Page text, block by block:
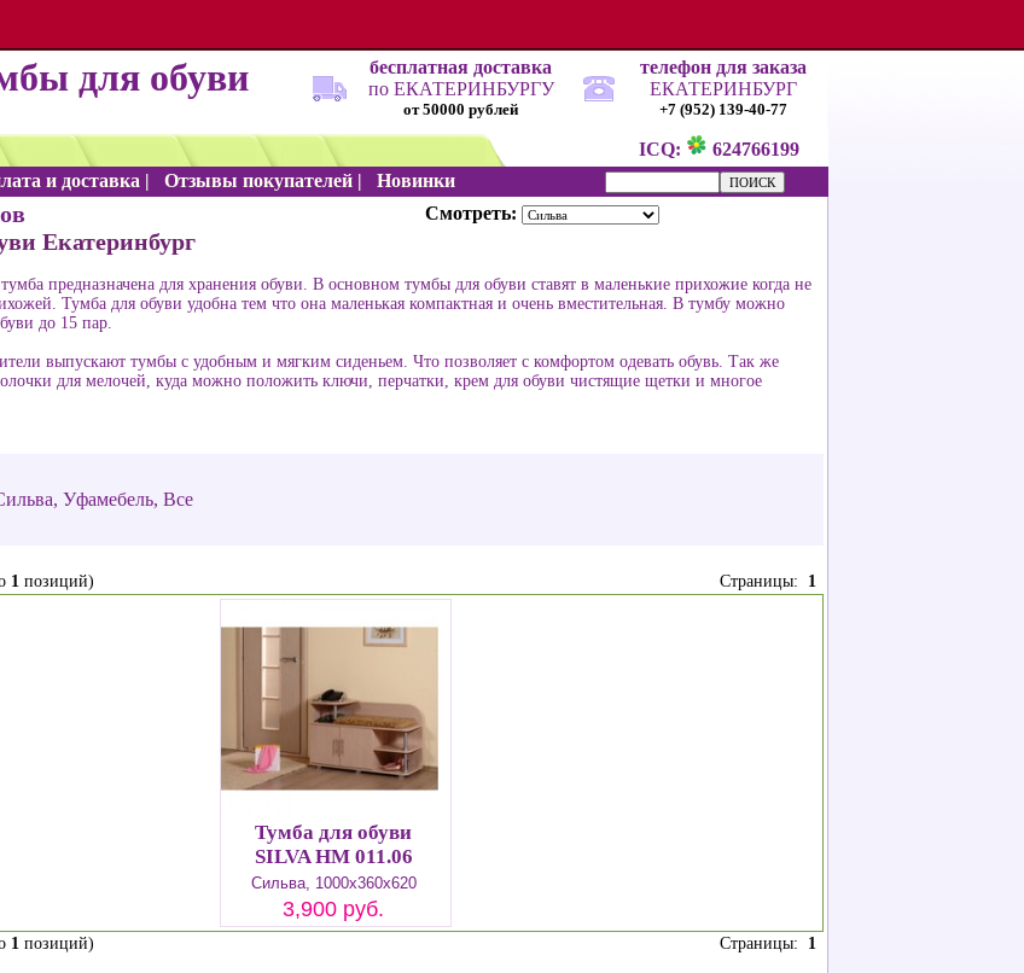
для обуви
бесплатная доставка
по ЕКАТЕРИНБУРГУ
от 50000 рублей
телефон для заказа
ЕКАТЕРИНБУРГ
+7 (952) 139-40-77
ICQ:
624766199
и доставка | Отзывы покупателей | Новинки
Смотреть:
Екатеринбург
предназначена для хранения обуви. В основном тумбы для обуви ставят в маленькие прихожие когда не
Тумба для обуви удобна тем что она маленькая компактная и очень вместительная. В тумбу можно
до 15 пар.
выпускают тумбы с удобным и мягким сиденьем. Что позволяет с комфортом одевать обувь. Так же
для мелочей, куда можно положить ключи, перчатки, крем для обуви чистящие щетки и многое
, Уфамебель, Все
1 позиций) Страницы: 1
Тумба для обуви
SILVA НМ 011.06
Сильва, 1000х360х620
3,900 руб.
1 позиций) Страницы: 1